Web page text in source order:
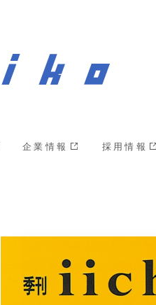
企業情報 採用情報